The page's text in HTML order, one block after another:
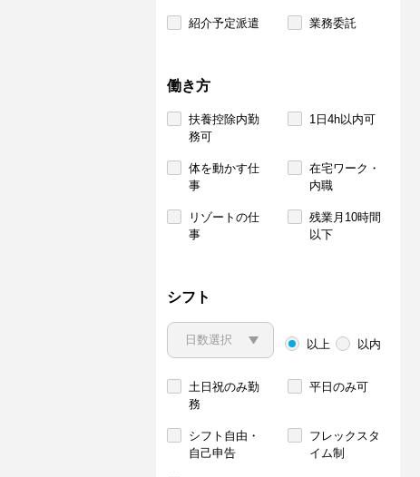
紹介予定派遣 業務委託
働き方
扶養控除内勤
務可
1日4h以内可
体を動かす仕
事
在宅ワーク・
内職
リゾートの仕
事
残業月10時間
以下
シフト
以上 以内
土日祝のみ勤
務
平日のみ可
シフト自由・
自己申告
フレックスタ
イム制